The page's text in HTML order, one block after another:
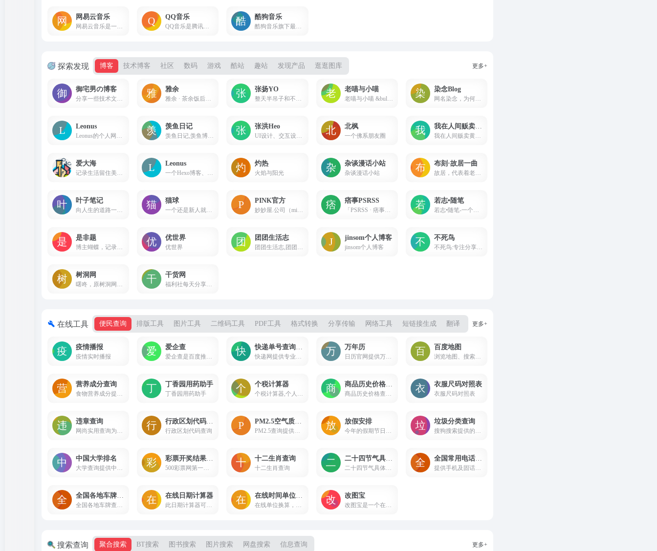
网易云音乐 QQ音乐 酷狗音乐
探索发现 博客 技术博客 社区 数码 游戏 酷站 趣站 发现产品 逛逛图库 更多+
御宅男の博客 雅余 张扬YO 老喵与小喵 染念Blog
网名染念，为何取染，因为我觉得跟我真名有点联系
Leonus 羡鱼日记 张洪Heo 北枫
一个佛系朋友圈
我在人间贩卖黄昏
我在人间贩卖黄昏,只为收集世间温柔见你
爱大海 Leonus 灼热
火焰与阳光
杂谈漫话小站
杂谈漫话小站
布刻·故居一曲
故居，代表着老房子。一曲，代表着并不是正真的曲子，更多代表着的还是故事，琴曲背后大多诉说的都是故事。一个老房子，留下的一段老故事。其实更多的还是回忆吧。所以呢，我要把我二十岁以后的记忆都封存在这里。
叶子笔记 猫球 PINK官方 痞事PSRSS
「PSRSS · 痞事」是一个基于内容分享的独立文艺情绪博客。它的诞生不是心血来潮，也不是想在自媒体泛滥成灾的时下凑一份热闹。在我们意向中，生活无时不刻不在发生，又无时不刻不被记录。文字是最忠实的见证者。而我们，是最认真的造梦人。
若志•随笔
是非题 优世界
优世界
团团生活志 jinsom个人博客
jinsom个人博客
不死鸟
不死鸟:专注分享优质资源
树洞网 干货网
在线工具 便民查询 排版工具 图片工具 二维码工具 PDF工具 格式转换 分享传输 网络工具 短链接生成 翻译 临时邮箱
更多+
疫情播报
疫情实时播报
爱企查 万年历
日历官网提供万年历查询,天气预报查询,包括农历日子查询,农历转阳历,2016年日历查询。支持安卓苹果手机客户端下载,查日历,找日期,看天气预报,就上日历云网
百度地图
浏览地图、搜索地点、查询公交驾车线路、查看实时路况，您的出行指南、生活助手。提供地铁线路图浏览，乘车方案查询，以及准确的票价和时间信息。
营养成分查询 丁香园用药助手
丁香园用药助手
个税计算器 商品历史价格查询 衣服尺码对照表
衣服尺码对照表
违章查询
行政区划代码查询
放假安排 垃圾分类查询
中国大学排名 十二生肖查询
十二生肖查询
二十四节气具体时间查询 全国常用电话号码列表大全
提供手机及固话电话号码查询，电话号码归属地查询
在线日期计算器 改图宝
搜索查询 聚合搜索 BT搜索 图书搜索 图片搜索 网盘搜索 信息查询 更多+